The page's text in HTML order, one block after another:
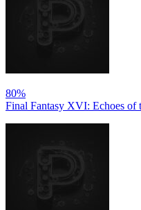
80%
Final Fantasy XVI: Echoes of